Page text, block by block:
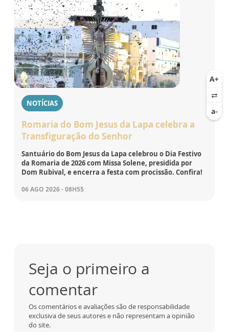
NOTÍCIAS
Romaria do Bom Jesus da Lapa celebra a
Transfiguração do Senhor
Santuário do Bom Jesus da Lapa celebrou o Dia Festivo
da Romaria de 2026 com Missa Solene, presidida por
Dom Rubival, e encerra a festa com procissão. Confira!
06 AGO 2026 - 08H55
Seja o primeiro a
comentar
Os comentários e avaliações são de responsabilidade
exclusiva de seus autores e não representam a opinião
do site.